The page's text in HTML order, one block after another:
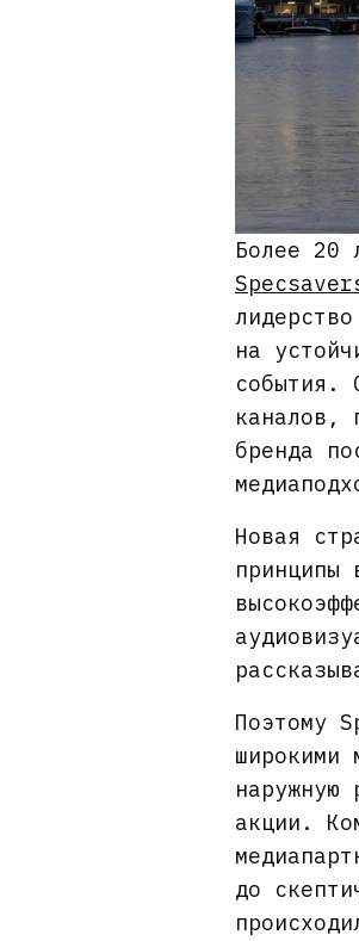
Более 20
на
события.
каналов,
бренда
Новая
принципы
Поэтому
широкими
наружную
акции.
до